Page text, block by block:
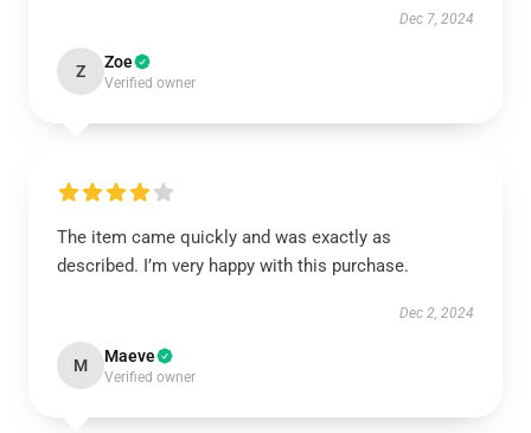
Dec 7, 2024
Z Zoe
Verified owner
The item came quickly and was exactly as
described. I’m very happy with this purchase.
Dec 2, 2024
M Maeve
Verified owner